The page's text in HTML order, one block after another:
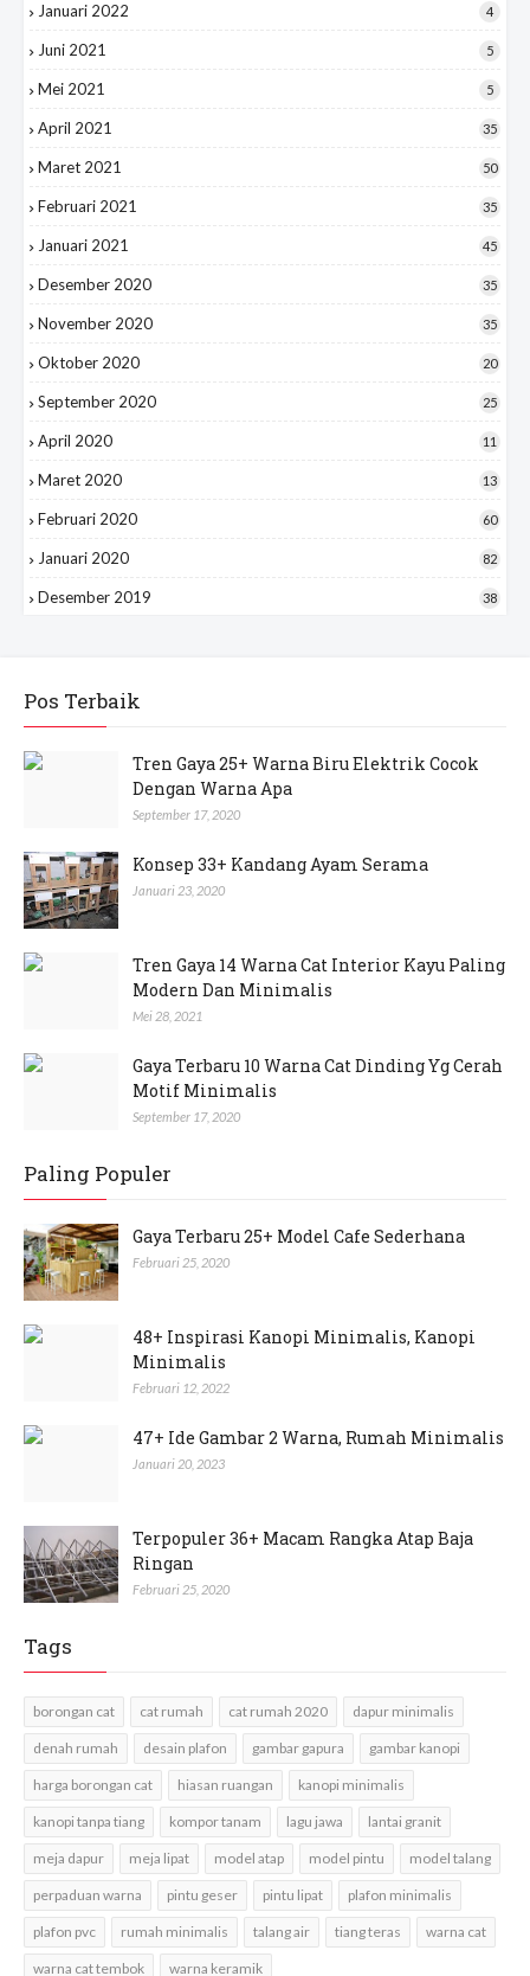
Januari 2022 4
Juni 2021 5
Mei 2021 5
April 2021 35
Maret 2021 50
Februari 2021 35
Januari 2021 45
Desember 2020 35
November 2020 35
Oktober 2020 20
September 2020 25
April 2020 11
Maret 2020 13
Februari 2020 60
Januari 2020 82
Desember 2019 38
Pos Terbaik
Tren Gaya 25+ Warna Biru Elektrik Cocok
Dengan Warna Apa
September 17, 2020
Konsep 33+ Kandang Ayam Serama
Januari 23, 2020
Tren Gaya 14 Warna Cat Interior Kayu Paling
Modern Dan Minimalis
Mei 28, 2021
Gaya Terbaru 10 Warna Cat Dinding Yg Cerah
Motif Minimalis
September 17, 2020
Paling Populer
Gaya Terbaru 25+ Model Cafe Sederhana
Februari 25, 2020
48+ Inspirasi Kanopi Minimalis, Kanopi
Minimalis
Februari 12, 2022
47+ Ide Gambar 2 Warna, Rumah Minimalis
Januari 20, 2023
Terpopuler 36+ Macam Rangka Atap Baja
Ringan
Februari 25, 2020
Tags
borongan cat cat rumah cat rumah 2020 dapur minimalis
denah rumah desain plafon gambar gapura gambar kanopi
harga borongan cat hiasan ruangan kanopi minimalis
kanopi tanpa tiang kompor tanam lagu jawa lantai granit
meja dapur meja lipat model atap model pintu model talang
perpaduan warna pintu geser pintu lipat plafon minimalis
plafon pvc rumah minimalis talang air tiang teras warna cat
warna cat tembok warna keramik